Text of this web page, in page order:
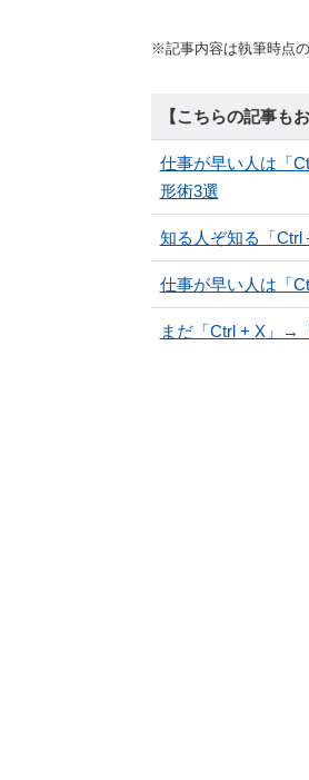
※記事内容は執筆時点
【こちらの記事も
仕事が早い人は「
形術3選
知る人ぞ知る「Ctrl
仕事が早い人は「
まだ「Ctrl + X」→